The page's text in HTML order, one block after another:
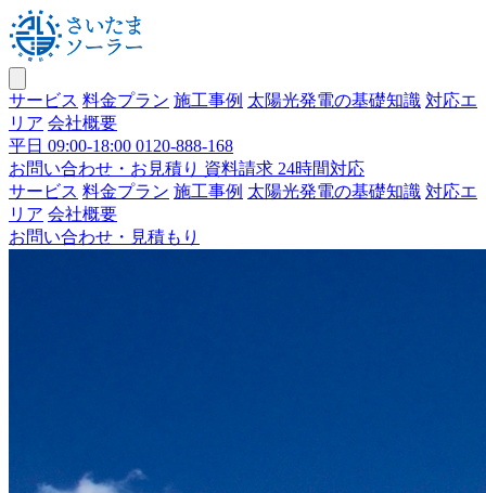
サービス 料金プラン 施工事例 太陽光発電の基礎知識 対応エ
リア 会社概要
平日 09:00-18:00 0120-888-168
お問い合わせ・お見積り 資料請求 24時間対応
サービス 料金プラン 施工事例 太陽光発電の基礎知識 対応エ
リア 会社概要
お問い合わせ・見積もり